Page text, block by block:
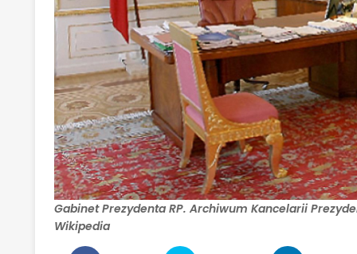
Gabinet Prezydenta RP. Archiwum Kancelarii
Wikipedia